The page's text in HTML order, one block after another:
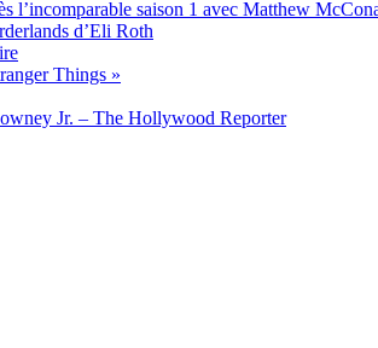
l’incomparable saison 1 avec Matthew
d’Eli Roth
Things »
Jr. – The Hollywood Reporter